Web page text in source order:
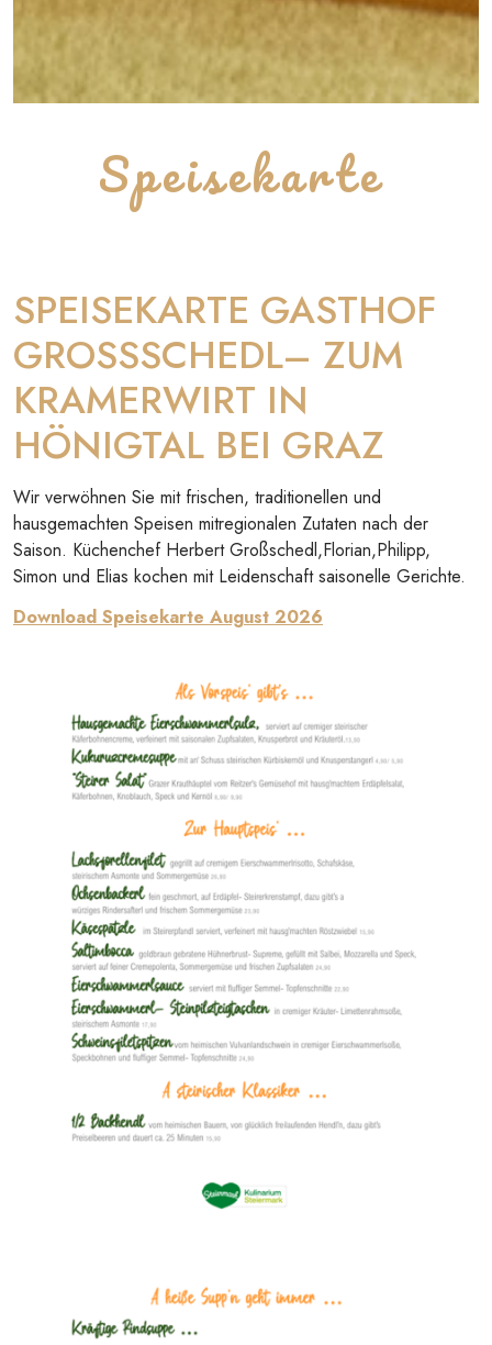
Speisekarte
SPEISEKARTE GASTHOF
GROSSSCHEDL– ZUM
KRAMERWIRT IN
HÖNIGTAL BEI GRAZ
Wir verwöhnen Sie mit frischen, traditionellen und
hausgemachten Speisen mitregionalen Zutaten nach der
Saison. Küchenchef Herbert Großschedl,Florian,Philipp,
Simon und Elias kochen mit Leidenschaft saisonelle Gerichte.
Download Speisekarte August 2026